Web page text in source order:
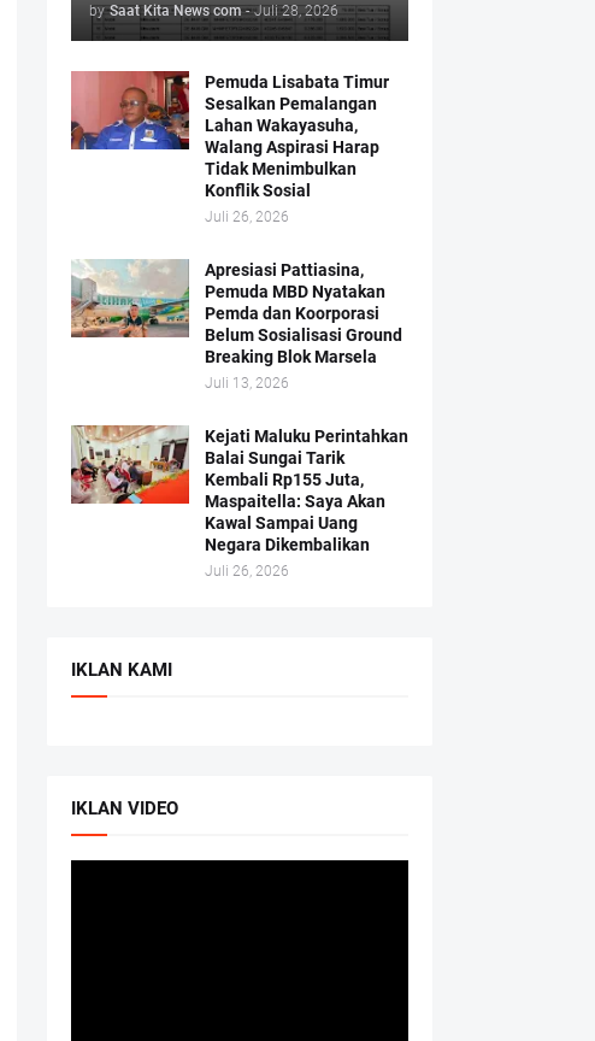
by Saat Kita News com - Juli 28, 2026
Pemuda Lisabata Timur
Sesalkan Pemalangan
Lahan Wakayasuha,
Walang Aspirasi Harap
Tidak Menimbulkan
Konflik Sosial
Juli 26, 2026
Apresiasi Pattiasina,
Pemuda MBD Nyatakan
Pemda dan Koorporasi
Belum Sosialisasi Ground
Breaking Blok Marsela
Juli 13, 2026
Kejati Maluku Perintahkan
Balai Sungai Tarik
Kembali Rp155 Juta,
Maspaitella: Saya Akan
Kawal Sampai Uang
Negara Dikembalikan
Juli 26, 2026
IKLAN KAMI
IKLAN VIDEO